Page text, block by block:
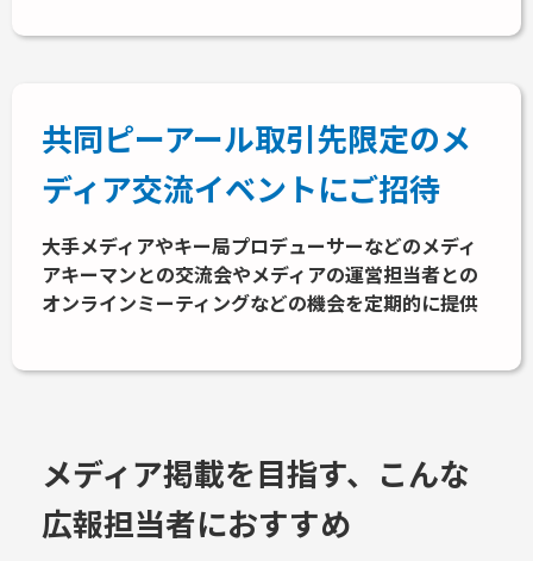
共同ピーアール取引先限定のメ
ディア交流イベントにご招待
大手メディアやキー局プロデューサーなどのメディ
アキーマンとの交流会やメディアの運営担当者との
オンラインミーティングなどの機会を定期的に提供
メディア掲載を目指す、こんな
広報担当者におすすめ